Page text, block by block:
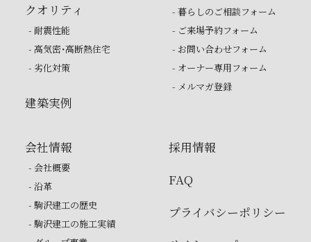
クオリティ
- 耐震性能
- 高気密・高断熱住宅
- 劣化対策
建築実例
- 暮らしのご相談フォーム
- ご来場予約フォーム
- お問い合わせフォーム
- オーナー専用フォーム
- メルマガ登録
会社情報
- 会社概要
- 沿革
- 駒沢建工の歴史
- 駒沢建工の施工実績
採用情報
FAQ
プライバシーポリシー